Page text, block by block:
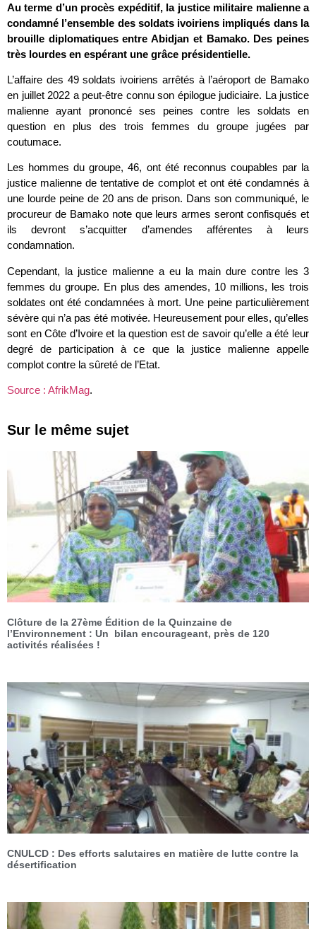
Au terme d’un procès expéditif, la justice militaire malienne a
condamné l’ensemble des soldats ivoiriens impliqués dans la
brouille diplomatiques entre Abidjan et Bamako. Des peines
très lourdes en espérant une grâce présidentielle.
L’affaire des 49 soldats ivoiriens arrêtés à l’aéroport de Bamako
en juillet 2022 a peut-être connu son épilogue judiciaire. La justice
malienne ayant prononcé ses peines contre les soldats en
question en plus des trois femmes du groupe jugées par
coutumace.
Les hommes du groupe, 46, ont été reconnus coupables par la
justice malienne de tentative de complot et ont été condamnés à
une lourde peine de 20 ans de prison. Dans son communiqué, le
procureur de Bamako note que leurs armes seront confisqués et
ils devront s’acquitter d’amendes afférentes à leurs
condamnation.
Cependant, la justice malienne a eu la main dure contre les 3
femmes du groupe. En plus des amendes, 10 millions, les trois
soldates ont été condamnées à mort. Une peine particulièrement
sévère qui n’a pas été motivée. Heureusement pour elles, qu’elles
sont en Côte d’Ivoire et la question est de savoir qu’elle a été leur
degré de participation à ce que la justice malienne appelle
complot contre la sûreté de l’Etat.
Source : AfrikMag.
Sur le même sujet
Clôture de la 27ème Édition de la Quinzaine de
l’Environnement : Un bilan encourageant, près de 120
activités réalisées !
CNULCD : Des efforts salutaires en matière de lutte contre la
désertification